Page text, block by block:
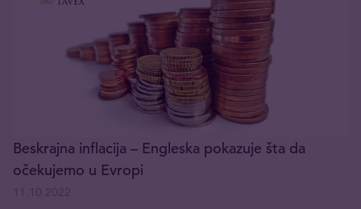
Beskrajna inflacija – Engleska pokazuje šta da
očekujemo u Evropi